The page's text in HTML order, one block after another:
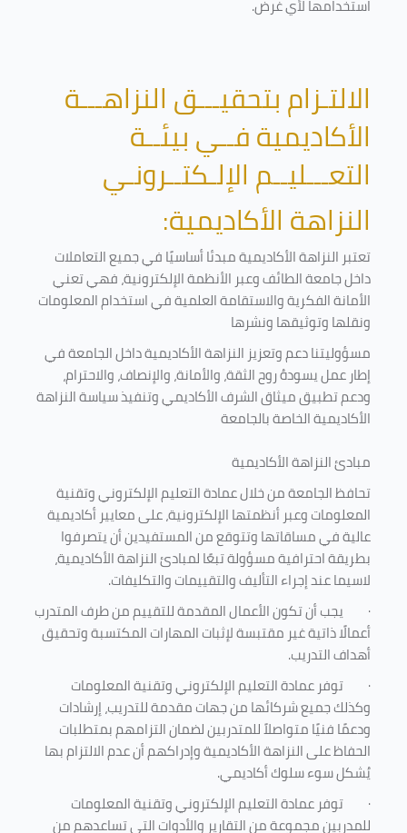
استخدامها لأي غرض.
الالتـزام بتحقيـــق النزاهـــة
الأكاديمية فــي بيئــة
التعـــليــم الإلـكتــرونـي
النزاهة الأكاديمية:
تعتبر النزاهة الأكاديمية مبدئا أساسيًا في جميع التعاملات
داخل جامعة الطائف وعبر الأنظمة الإلكترونية، فهي تعني
الأمانة الفكرية والاستقامة العلمية في استخدام المعلومات
ونقلها وتوثيقها ونشرها
مسؤوليتنا دعم وتعزيز النزاهة الأكاديمية داخل الجامعة في
إطار عمل يسودهُ روح الثقة، والأمانة، والإنصاف، والاحترام،
ودعم تطبيق ميثاق الشرف الأكاديمي وتنفيذ سياسة النزاهة
الأكاديمية الخاصة بالجامعة
مبادئ النزاهة الأكاديمية
تحافظ الجامعة من خلال عمادة التعليم الإلكتروني وتقنية
المعلومات وعبر أنظمتها الإلكترونية، على معايير أكاديمية
عالية في مساقاتها وتتوقع من المستفيدين أن يتصرفوا
بطريقة احترافية مسؤولة تبعًا لمبادئ النزاهة الأكاديمية،
لاسيما عند إجراء التأليف والتقييمات والتكليفات.
· يجب أن تكون الأعمال المقدمة للتقييم من طرف المتدرب
أعمالًا ذاتية غير مقتبسة لإثبات المهارات المكتسبة وتحقيق
أهداف التدريب.
· توفر عمادة التعليم الإلكتروني وتقنية المعلومات
وكذلك جميع شركائها من جهات مقدمة للتدريب، إرشادات
ودعمًا فنيًا متواصلاً للمتدربين لضمان التزامهم بمتطلبات
الحفاظ على النزاهة الأكاديمية وإدراكهم أن عدم الالتزام بها
يُشكل سوء سلوك أكاديمي.
· توفر عمادة التعليم الإلكتروني وتقنية المعلومات
للمدربين مجموعة من التقارير والأدوات التي تساعدهم من